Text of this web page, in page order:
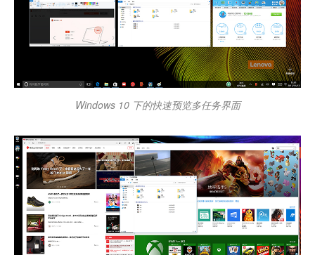
Windows 10 下的快速预览多任务界面